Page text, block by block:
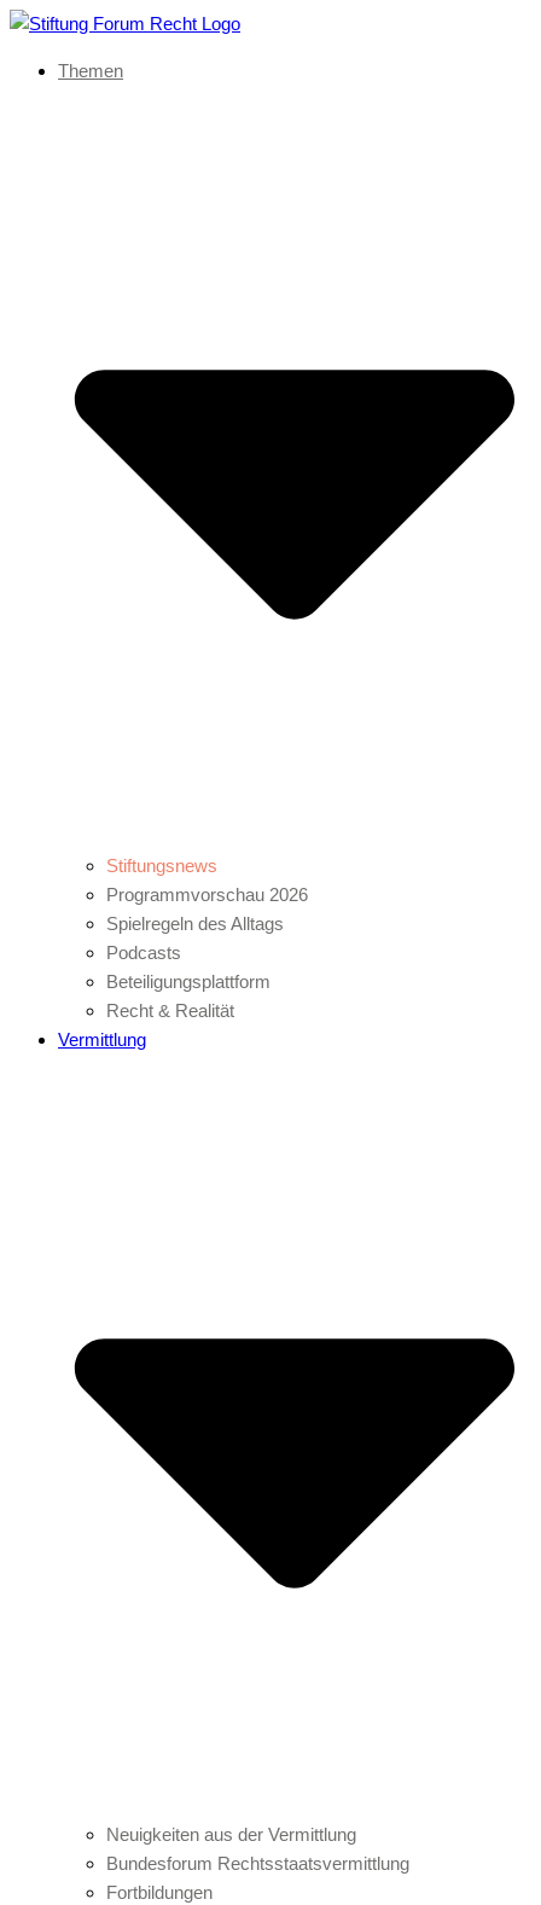
Themen
Stiftungsnews
Programmvorschau 2026
Spielregeln des Alltags
Podcasts
Beteiligungsplattform
Recht & Realität
Vermittlung
Neuigkeiten aus der Vermittlung
Bundesforum Rechtsstaatsvermittlung
Fortbildungen